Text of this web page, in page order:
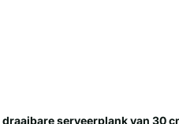
draaibare serveerplank van 30